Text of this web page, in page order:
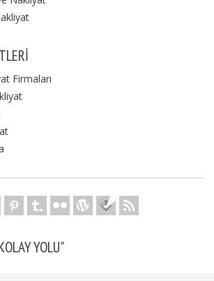
Firmaları
YOLU"